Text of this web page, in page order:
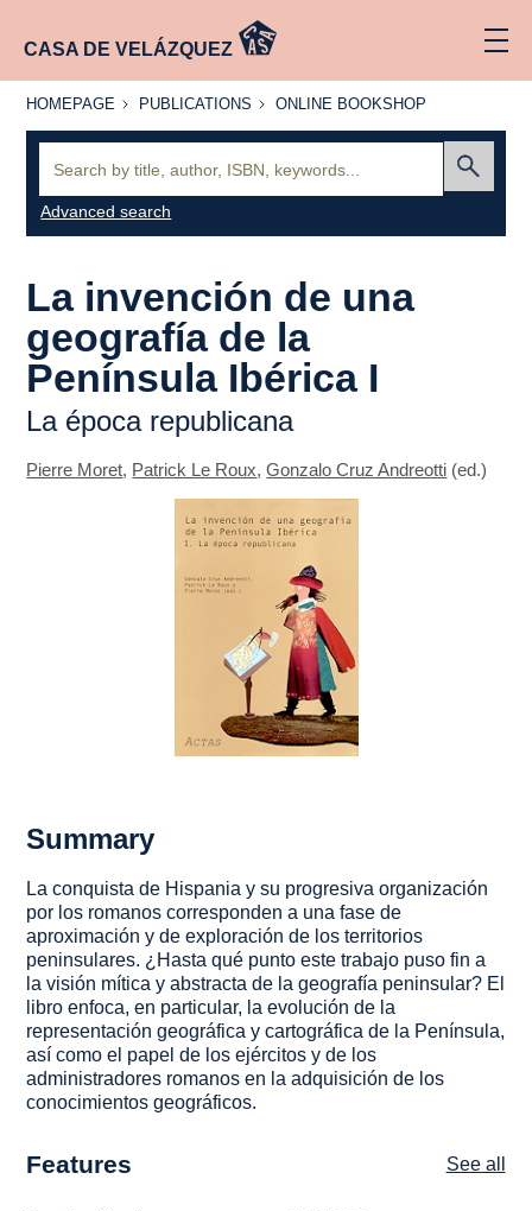
CASA DE VELÁZQUEZ
HOMEPAGE
HOMEPAGE PUBLICATIONS
PUBLICATIONS
ONLINE
ONLINE BOOKSHOP
Advanced search
La invención de una
geografía de la
Península Ibérica I
La época republicana
Pierre Moret, Patrick Le Roux,Gonzalo Cruz Andreotti (ed.)
Summary
La conquista de Hispania y su progresiva organización
por los romanos corresponden a una fase de
aproximación y de exploración de los territorios
peninsulares. ¿Hasta qué punto este trabajo puso fin a
la visión mítica y abstracta de la geografía peninsular? El
libro enfoca, en particular, la evolución de la
representación geográfica y cartográfica de la Península,
así como el papel de los ejércitos y de los
administradores romanos en la adquisición de los
conocimientos geográficos.
Features See all